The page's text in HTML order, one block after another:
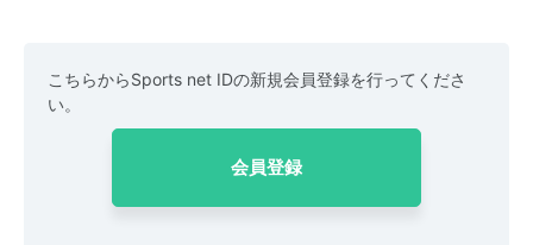
こちらからSports net IDの新規会員登録を行ってくださ
い。
会員登録